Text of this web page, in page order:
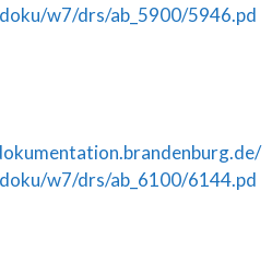
w7/drs/ab_5900/5946.pd
w7/drs/ab_6100/6144.pd